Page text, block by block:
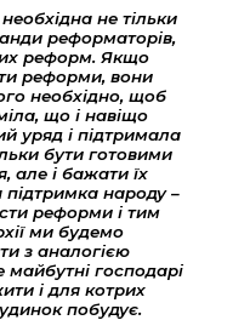
не тільки
реформаторів,
реформ. Якщо
реформи, вони
необхідно, щоб
що і навіщо
уряд і підтримала
бути готовими
але і бажати їх
народу –
реформи і тим
ми будемо
з аналогією
майбутні господарі
і для котрих
побудує.